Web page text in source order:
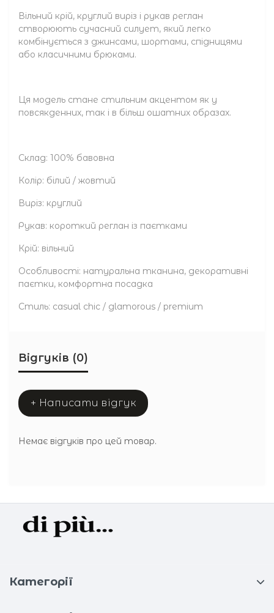
Вільний крій, круглий виріз і рукав реглан
створюють сучасний силует, який легко
комбінується з джинсами, шортами, спідницями
або класичними брюками.
Ця модель стане стильним акцентом як у
повсякденних, так і в більш ошатних образах.
Склад: 100% бавовна
Колір: білий / жовтий
Виріз: круглий
Рукав: короткий реглан із паєтками
Крій: вільний
Особливості: натуральна тканина, декоративні
паєтки, комфортна посадка
Стиль: casual chic / glamorous / premium
Відгуків (0)
+ Написати відгук
Немає відгуків про цей товар.
Категорії